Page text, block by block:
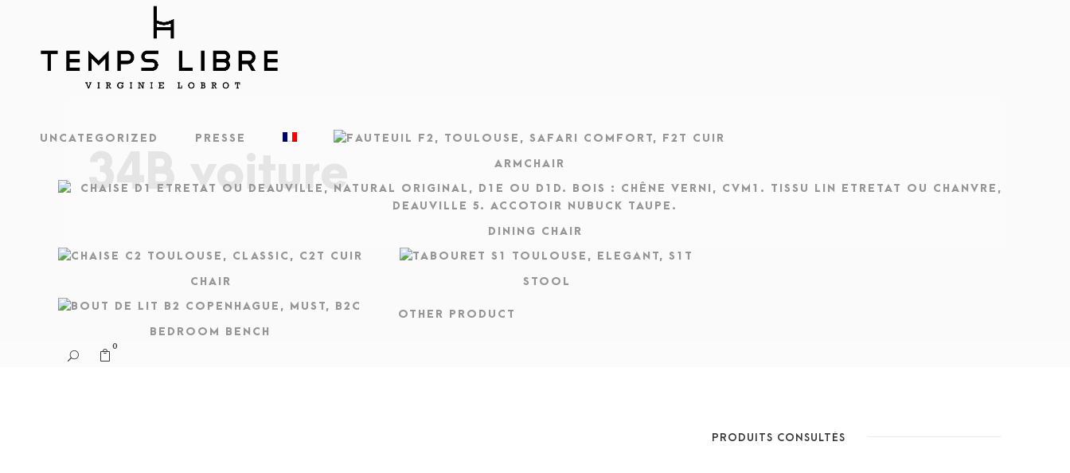
UNCATEGORIZED PRESSE
ARMCHAIR
DINING CHAIR
CHAIR STOOL
BEDROOM BENCH
OTHER PRODUCT
0
34B voiture
PRODUITS CONSULTÉS